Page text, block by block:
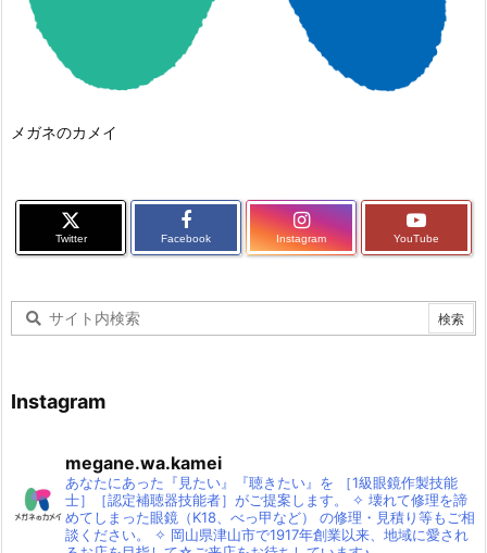
メガネのカメイ
Twitter Facebook Instagram YouTube
Instagram
megane.wa.kamei
あなたにあった『見たい』『聴きたい』を ［1級眼鏡作製技能
士］［認定補聴器技能者］がご提案します。
✧ 壊れて修理を諦
めてしまった眼鏡（K18、べっ甲など）
の修理・見積り等もご相
談ください。
✧ 岡山県津山市で1917年創業以来、地域に愛され